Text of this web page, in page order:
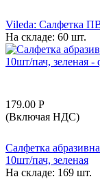
Vileda: Салфетка
На складе: 60 шт.
179.00 Р
(Включая НДС)
Салфетка
10шт/пач, зеленая
На складе: 169 шт.